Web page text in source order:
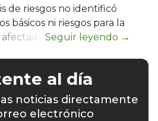
de riesgos no identificó
básicos ni riesgos para la
al día
noticias directamente
electrónico